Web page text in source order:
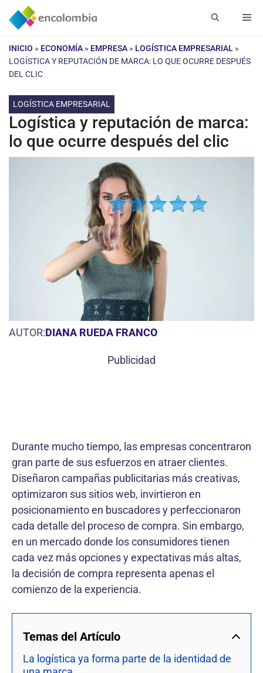
Saltar
INICIO » ECONOMÍA » EMPRESA » LOGÍSTICA EMPRESARIAL »
LOGÍSTICA Y REPUTACIÓN DE MARCA: LO QUE OCURRE DESPUÉS
DEL CLIC
LOGÍSTICA EMPRESARIAL
Logística y reputación de marca:
lo que ocurre después del clic
AUTOR:DIANA RUEDA FRANCO
Publicidad
Durante mucho tiempo, las empresas concentraron
gran parte de sus esfuerzos en atraer clientes.
Diseñaron campañas publicitarias más creativas,
optimizaron sus sitios web, invirtieron en
posicionamiento en buscadores y perfeccionaron
cada detalle del proceso de compra. Sin embargo,
en un mercado donde los consumidores tienen
cada vez más opciones y expectativas más altas,
la decisión de compra representa apenas el
comienzo de la experiencia.
Temas del Artículo
La logística ya forma parte de la identidad de